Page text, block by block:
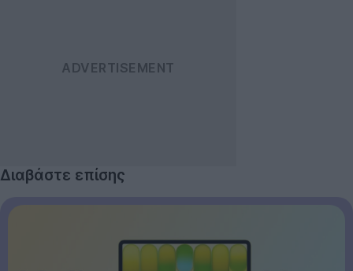
Διαβάστε επίσης